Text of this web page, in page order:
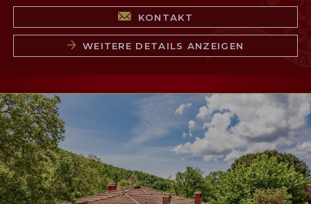
KONTAKT
WEITERE DETAILS ANZEIGEN